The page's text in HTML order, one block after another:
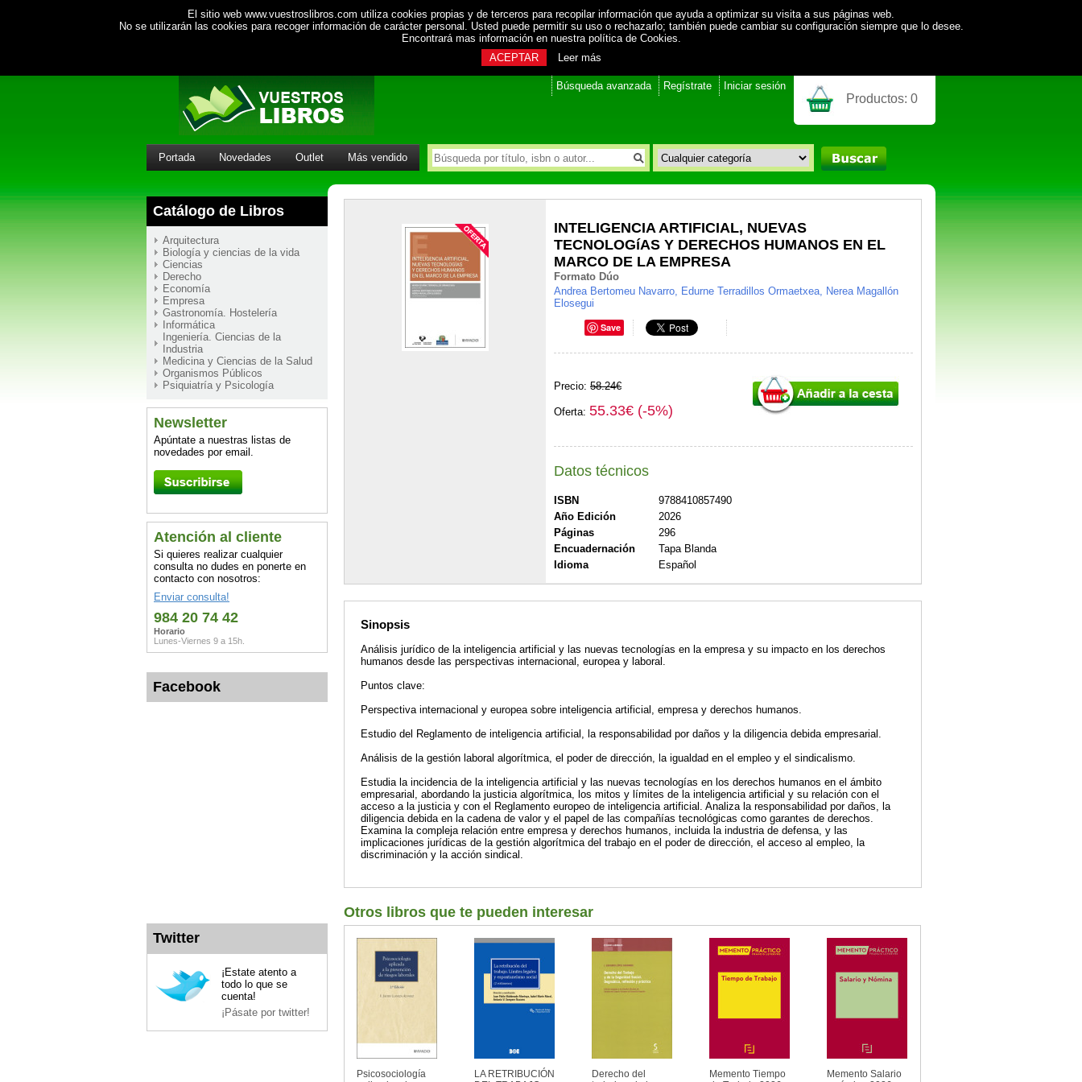
El sitio web www.vuestroslibros.com utiliza cookies propias y de terceros para recopilar información que ayuda a optimizar su visita a sus páginas web.
No se utilizarán las cookies para recoger información de carácter personal. Usted puede permitir su uso o rechazarlo; también puede cambiar su configuración siempre que lo desee.
Encontrará mas información en nuestra política de Cookies.
ACEPTAR
Leer más
Búsqueda avanzada Regístrate Iniciar sesión
Productos: 0
Portada Novedades Outlet Más vendido
Catálogo de Libros
Arquitectura
Biología y ciencias de la vida
Ciencias
Derecho
Economía
Empresa
Gastronomía. Hostelería
Informática
Ingeniería. Ciencias de la
Industria
Medicina y Ciencias de la Salud
Organismos Públicos
Psiquiatría y Psicología
Newsletter
Apúntate a nuestras listas de
novedades por email.
Atención al cliente
Si quieres realizar cualquier
consulta no dudes en ponerte en
contacto con nosotros:
Enviar consulta!
984 20 74 42
Horario
Lunes-Viernes 9 a 15h.
Facebook
Twitter
¡Estate atento a
todo lo que se
cuenta!
¡Pásate por twitter!
INTELIGENCIA ARTIFICIAL, NUEVAS
TECNOLOGíAS Y DERECHOS HUMANOS EN EL
MARCO DE LA EMPRESA
Formato Dúo
Andrea Bertomeu Navarro, Edurne Terradillos Ormaetxea, Nerea Magallón
Elosegui
Save
Precio: 58.24€
Oferta: 55.33€ (-5%)
Datos técnicos
ISBN
9788410857490
Año Edición
2026
Páginas
296
Encuadernación
Tapa Blanda
Idioma
Español
Sinopsis
Análisis jurídico de la inteligencia artificial y las nuevas tecnologías en la empresa y su impacto en los derechos
humanos desde las perspectivas internacional, europea y laboral.
Puntos clave:
Perspectiva internacional y europea sobre inteligencia artificial, empresa y derechos humanos.
Estudio del Reglamento de inteligencia artificial, la responsabilidad por daños y la diligencia debida empresarial.
Análisis de la gestión laboral algorítmica, el poder de dirección, la igualdad en el empleo y el sindicalismo.
Estudia la incidencia de la inteligencia artificial y las nuevas tecnologías en los derechos humanos en el ámbito
empresarial, abordando la justicia algorítmica, los mitos y límites de la inteligencia artificial y su relación con el
acceso a la justicia y con el Reglamento europeo de inteligencia artificial. Analiza la responsabilidad por daños, la
diligencia debida en la cadena de valor y el papel de las compañías tecnológicas como garantes de derechos.
Examina la compleja relación entre empresa y derechos humanos, incluida la industria de defensa, y las
implicaciones jurídicas de la gestión algorítmica del trabajo en el poder de dirección, el acceso al empleo, la
discriminación y la acción sindical.
Otros libros que te pueden interesar
Psicosociología
LA RETRIBUCIÓN
Derecho del
Memento Tiempo
Memento Salario